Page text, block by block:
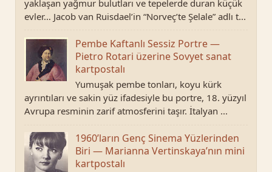
yaklaşan yağmur bulutları ve tepelerde duran küçük
evler… Jacob van Ruisdael’in “Norveç’te Şelale” adlı t...
Pembe Kaftanlı Sessiz Portre —
Pietro Rotari üzerine Sovyet sanat
kartpostalı
Yumuşak pembe tonları, koyu kürk
ayrıntıları ve sakin yüz ifadesiyle bu portre, 18. yüzyıl
Avrupa resminin zarif atmosferini taşır. İtalyan ...
1960’ların Genç Sinema Yüzlerinden
Biri — Marianna Vertinskaya’nın mini
kartpostalı